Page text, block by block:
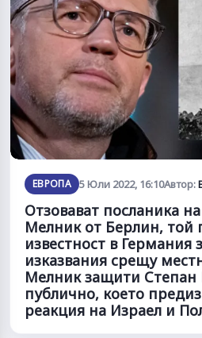
ЕВРОПА 5 Юли 2022, 16:10Автор:
Отзовават посланика
Мелник от Берлин, той
известност в Германия
изказвания срещу
Мелник защити Степан
публично, което
реакция на Израел и